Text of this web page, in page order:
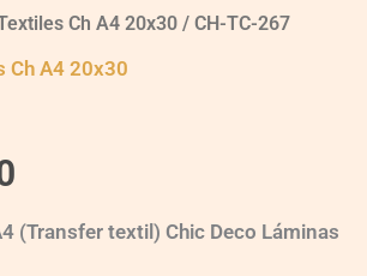
Ch A4 20x30 / CH-TC-267
Ch A4 20x30
(Transfer textil) Chic Deco Láminas